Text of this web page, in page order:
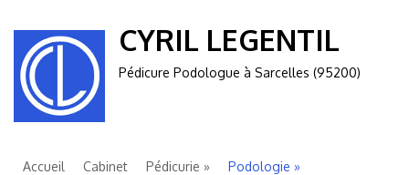
CYRIL LEGENTIL
Pédicure Podologue à Sarcelles (95200)
Accueil Cabinet Pédicurie Podologie